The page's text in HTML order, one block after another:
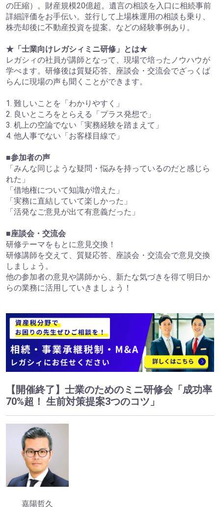
の圧縮）。財産規模20億超。遺言の相談を入口に相続事前
詳細評価をお手伝い。並行して上場株運用の相談も乗り、
株売却後に不動産投資を提案。などの経験事例あり。
★「士業向けレガシィミニ研修」とは★
レガシィの社員が講師となって、現場で培ったノウハウが
学べます。研修後は質疑応答、座談会・交流会でざっくば
らんに現場の声も聞くことができます。
1. 難しいことを「わかりやすく」
2. 良いところをとらえる「プラス発想で」
3. 机上の空論でない「実務経験を踏まえて」
4. 他人事でない「お客様目線で」
■参加者の声
「みんな同じような疑問・悩みを持っているのだと感じら
れた」
「借地権について知識が増えた」
「実務に直結していて楽しかった」
「活発なご意見が出て有意義だった」
■座談会・交流会
研修テーマをもとに意見交換！
研修講師を交えて、質疑応答、座談会・交流会で意見交換
しましょう。
他の参加者の意見や講師から、新たな気づきを得て明日か
らの業務に活用していきましょう！
【開催終了】士業のためのミニ研修会「成功率
70%超！ 生前対策提案3つのコツ」
嘉陽哲久